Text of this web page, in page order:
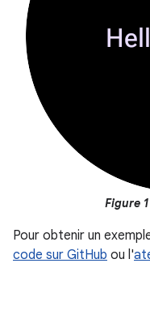
Figure 1
Pour obtenir un
code sur GitHub ou l'